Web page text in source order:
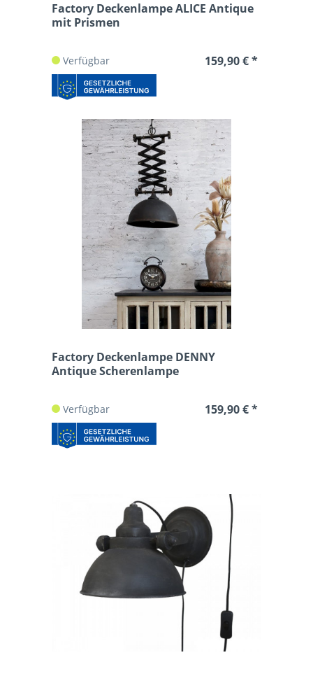
Factory Deckenlampe ALICE Antique
mit Prismen
Verfügbar 159,90 € *
Factory Deckenlampe DENNY
Antique Scherenlampe
Verfügbar 159,90 € *